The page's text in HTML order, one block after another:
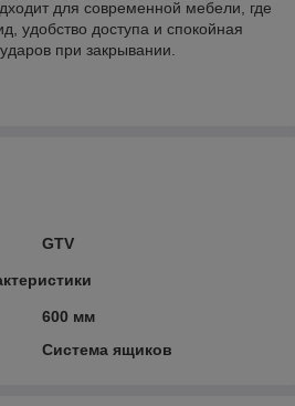
для современной мебели, где
удобство доступа и спокойная
при закрывании.
GTV
600 мм
Система ящиков